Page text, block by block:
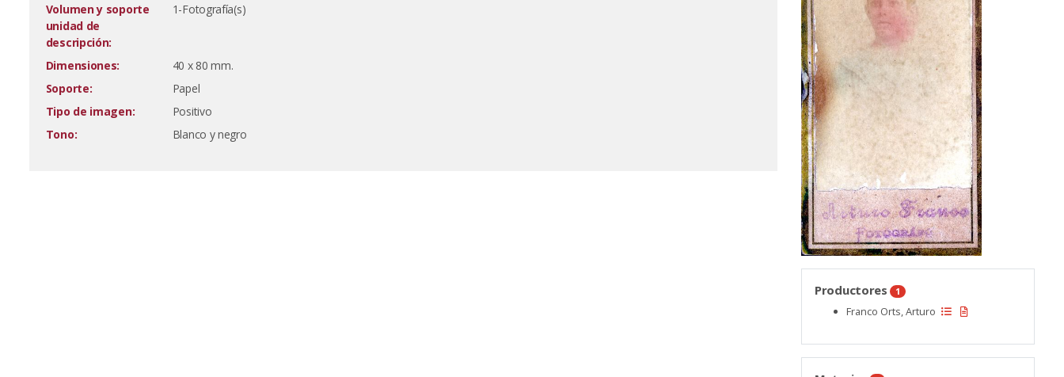
Volumen y soporte
unidad de
descripción:
1-Fotografía(s)
Dimensiones:
40 x 80 mm.
Soporte:
Papel
Tipo de imagen:
Positivo
Tono:
Blanco y negro
Productores 1
Franco Orts, Arturo